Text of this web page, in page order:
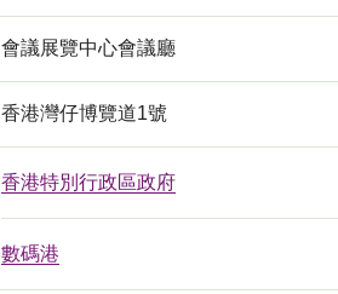
會議展覽中心會議廳
香港灣仔博覽道1號
香港特別行政區政府
數碼港